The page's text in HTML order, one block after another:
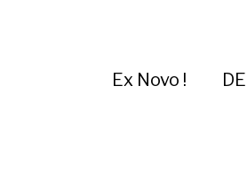
Ex Novo ! DE